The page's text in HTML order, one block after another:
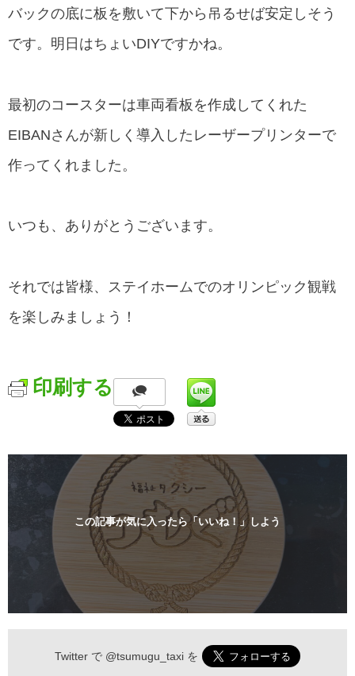
バックの底に板を敷いて下から吊るせば安定しそう
です。明日はちょいDIYですかね。
最初のコースターは車両看板を作成してくれた
EIBANさんが新しく導入したレーザープリンターで
作ってくれました。
いつも、ありがとうございます。
それでは皆様、ステイホームでのオリンピック観戦
を楽しみましょう！
印刷する
この記事が気に入ったら「いいね！」しよう
Twitter で @tsumugu_taxi を